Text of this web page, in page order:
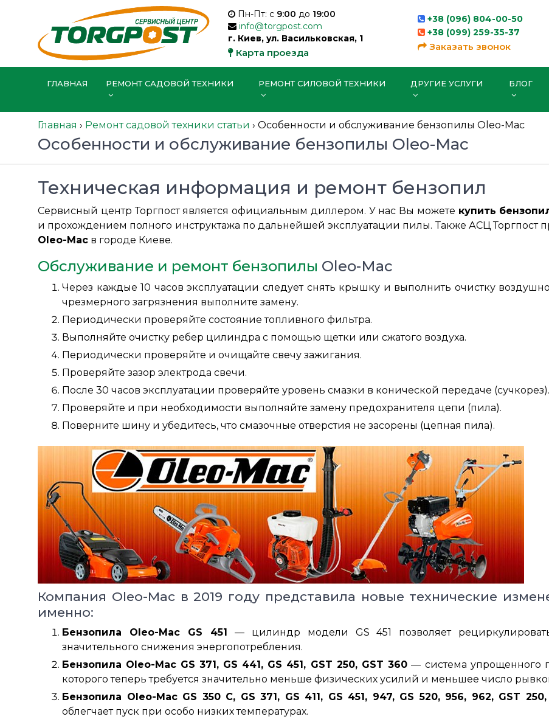
Пн-Пт: с 9:00 до 19:00
info@torgpost.com
г. Киев, ул. Васильковская, 1
Карта проезда
+38 (096) 804-00-50
+38 (099) 259-35-37
Заказать звонок
ГЛАВНАЯ РЕМОНТ САДОВОЙ ТЕХНИКИ РЕМОНТ СИЛОВОЙ ТЕХНИКИ ДРУГИЕ УСЛУГИ БЛОГ
Главная › Ремонт садовой техники статьи › Особенности и обслуживание бензопилы Oleo-Mac
Особенности и обслуживание бензопилы Oleo-Mac
Техническая информация и ремонт бензопил
Сервисный центр Торгпост является официальным диллером. У нас Вы можете купить
и прохождением полного инструктажа по дальнейшей эксплуатации пилы. Также АСЦ Торгпост
Oleo-Mac в городе Киеве.
Обслуживание и ремонт бензопилы Oleo-Mac
Через каждые 10 часов эксплуатации следует снять крышку и выполнить очистку
чрезмерного загрязнения выполните замену.
Периодически проверяйте состояние топливного фильтра.
Выполняйте очистку ребер цилиндра с помощью щетки или сжатого воздуха.
Периодически проверяйте и очищайте свечу зажигания.
Проверяйте зазор электрода свечи.
После 30 часов эксплуатации проверяйте уровень смазки в конической передаче (сучкорез).
Проверяйте и при необходимости выполняйте замену предохранителя цепи (пила).
Поверните шину и убедитесь, что смазочные отверстия не засорены (цепная пила).
Компания Oleo-Mac в 2019 году представила новые технические
именно:
Бензопила Oleo-Mac GS 451 — цилиндр модели GS 451 позволяет
значительного снижения энергопотребления.
Бензопила Oleo-Mac GS 371, GS 441, GS 451, GST 250, GST 360 — система упрощенного
которого теперь требуется значительно меньше физических усилий и меньшее число
Бензопила Oleo-Mac GS 350 C, GS 371, GS 411, GS 451, 947, GS 520, 956, 962, GST
облегчает пуск при особо низких температурах.